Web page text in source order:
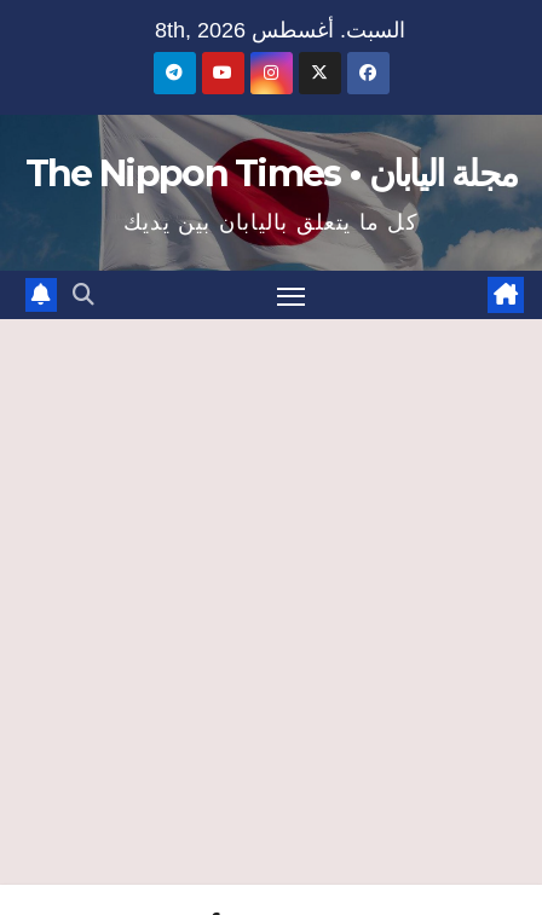
السبت. أغسطس 8th, 2026
مجلة اليابان • The Nippon Times
كل ما يتعلق باليابان بين يديك